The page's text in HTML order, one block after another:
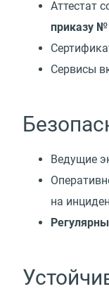
Аттестат
приказу
Cервисы
Ведущие
на